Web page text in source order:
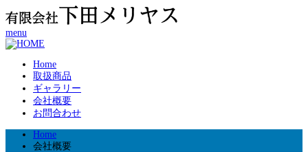
menu
Home
取扱商品
ギャラリー
会社概要
お問合わせ
Home
会社概要